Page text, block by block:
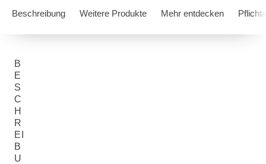
Beschreibung Weitere Produkte Mehr entdecken
B
E
S
C
H
R
EI
B
U